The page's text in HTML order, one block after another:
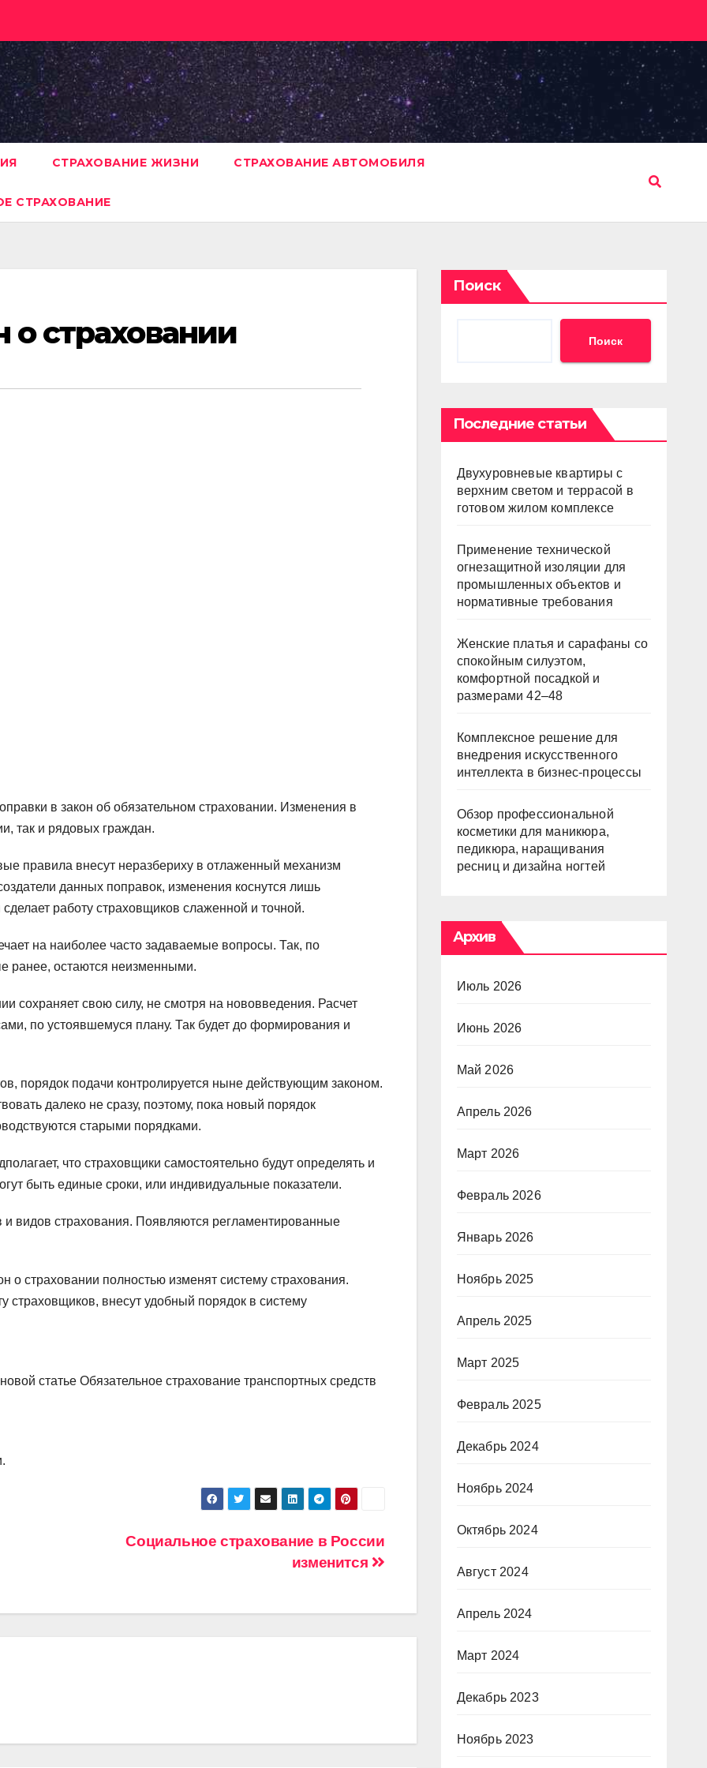
СТРАХОВАНИЕ ЖИЗНИ СТРАХОВАНИЕ АВТОМОБИЛЯ
СТРАХОВАНИЕ
о страховании
в закон об обязательном страховании. Изменения в
так и рядовых граждан.
правила внесут неразбериху в отлаженный механизм
данных поправок, изменения коснутся лишь
работу страховщиков слаженной и точной.
на наиболее часто задаваемые вопросы. Так, по
ранее, остаются неизменными.
сохраняет свою силу, не смотря на нововведения. Расчет
по устоявшемуся плану. Так будет до формирования и
порядок подачи контролируется ныне действующим законом.
далеко не сразу, поэтому, пока новый порядок
старыми порядками.
что страховщики самостоятельно будут определять и
быть единые сроки, или индивидуальные показатели.
видов страхования. Появляются регламентированные
о страховании полностью изменят систему страхования.
страховщиков, внесут удобный порядок в систему
статье Обязательное страхование транспортных средств
Социальное страхование в России
изменится
Поиск
Поиск
Последние статьи
Двухуровневые квартиры с
верхним светом и террасой в
готовом жилом комплексе
Применение технической
огнезащитной изоляции для
промышленных объектов и
нормативные требования
Женские платья и сарафаны со
спокойным силуэтом,
комфортной посадкой и
размерами 42–48
Комплексное решение для
внедрения искусственного
интеллекта в бизнес-процессы
Обзор профессиональной
косметики для маникюра,
педикюра, наращивания
ресниц и дизайна ногтей
Архив
Июль 2026
Июнь 2026
Май 2026
Апрель 2026
Март 2026
Февраль 2026
Январь 2026
Ноябрь 2025
Апрель 2025
Март 2025
Февраль 2025
Декабрь 2024
Ноябрь 2024
Октябрь 2024
Август 2024
Апрель 2024
Март 2024
Декабрь 2023
Ноябрь 2023